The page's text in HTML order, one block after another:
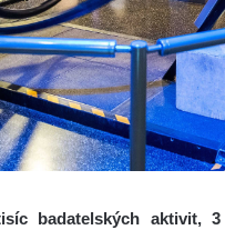
badatelských aktivit,